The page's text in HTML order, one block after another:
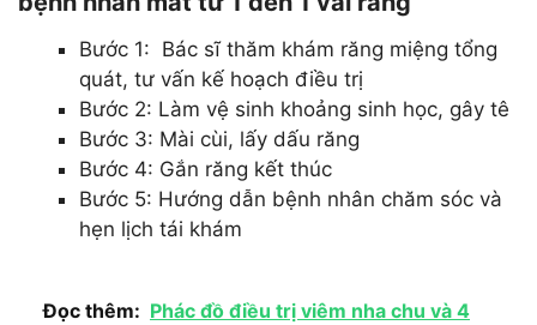
Bước 1: Bác sĩ thăm khám răng miệng tổng
quát, tư vấn kế hoạch điều trị
Bước 2: Làm vệ sinh khoảng sinh học, gây tê
Bước 3: Mài cùi, lấy dấu răng
Bước 4: Gắn răng kết thúc
Bước 5: Hướng dẫn bệnh nhân chăm sóc và
hẹn lịch tái khám
Đọc thêm: Phác đồ điều trị viêm nha chu và 4